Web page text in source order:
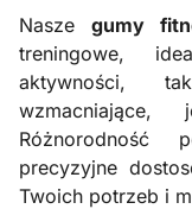
Nasze gumy
treningowe,
aktywności,
Różnorodność
precyzyjne
Twoich potrzeb i